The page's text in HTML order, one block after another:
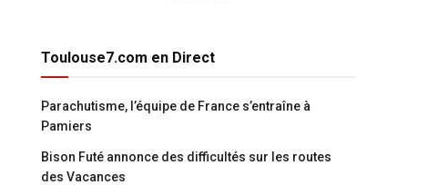
Toulouse7.com en Direct
Parachutisme, l’équipe de France s’entraîne à
Pamiers
Bison Futé annonce des difficultés sur les routes
des Vacances